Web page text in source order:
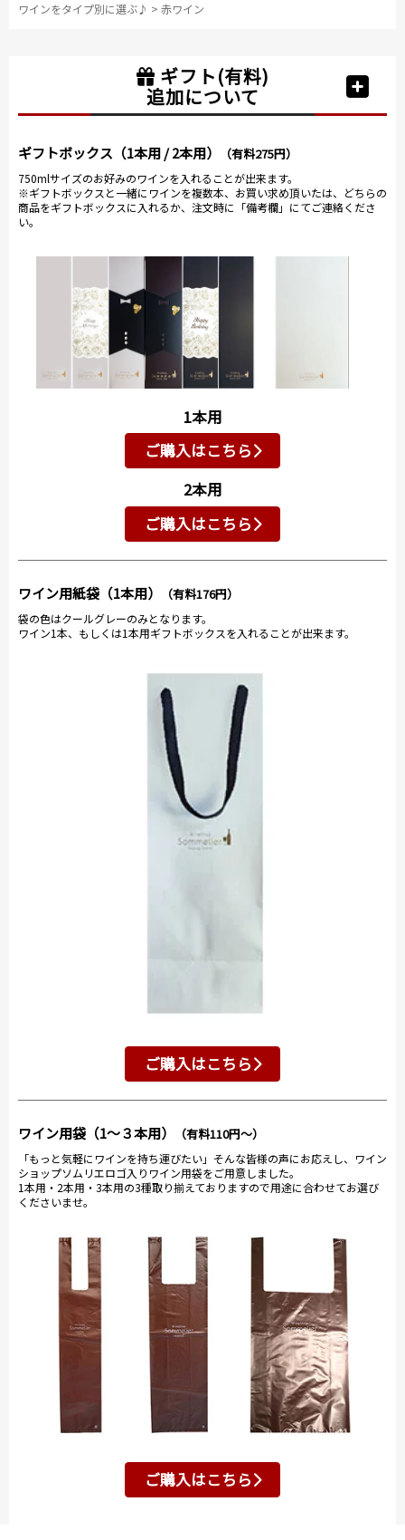
ワインをタイプ別に選ぶ♪ > 赤ワイン
ギフト(有料)
追加について
ギフトボックス（1本用 / 2本用） （有料275円）
750mlサイズのお好みのワインを入れることが出来ます。
※ギフトボックスと一緒にワインを複数本、お買い求め頂いたは、どちらの
商品をギフトボックスに入れるか、注文時に「備考欄」にてご連絡くださ
い。
1本用
ご購入はこちら
2本用
ご購入はこちら
ワイン用紙袋（1本用） （有料176円）
袋の色はクールグレーのみとなります。
ワイン1本、もしくは1本用ギフトボックスを入れることが出来ます。
ご購入はこちら
ワイン用袋（1～３本用） （有料110円～）
「もっと気軽にワインを持ち運びたい」そんな皆様の声にお応えし、ワイン
ショップソムリエロゴ入りワイン用袋をご用意しました。
1本用・2本用・3本用の3種取り揃えておりますので用途に合わせてお選び
くださいませ。
ご購入はこちら